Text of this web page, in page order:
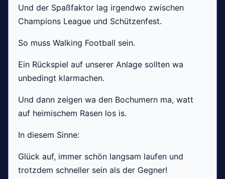
Und der Spaßfaktor lag irgendwo zwischen
Champions League und Schützenfest.
So muss Walking Football sein.
Ein Rückspiel auf unserer Anlage sollten wa
unbedingt klarmachen.
Und dann zeigen wa den Bochumern ma, watt
auf heimischem Rasen los is.
In diesem Sinne:
Glück auf, immer schön langsam laufen und
trotzdem schneller sein als der Gegner!